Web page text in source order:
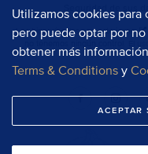
Utilizamos cookies para
pero puede optar por
obtener más
Terms & Conditions y
ACEPTAR